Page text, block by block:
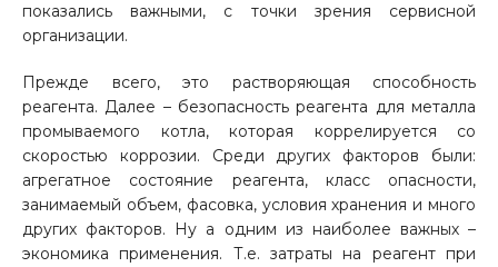
показались важными, с точки зрения сервисной
организации.
Прежде всего, это растворяющая способность
реагента. Далее – безопасность реагента для металла
промываемого котла, которая коррелируется со
скоростью коррозии. Среди других факторов были:
агрегатное состояние реагента, класс опасности,
занимаемый объем, фасовка, условия хранения и много
других факторов. Ну а одним из наиболее важных –
экономика применения. Т.е. затраты на реагент при